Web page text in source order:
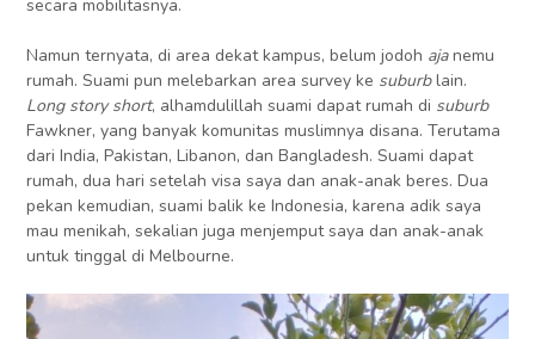
secara mobilitasnya.
Namun ternyata, di area dekat kampus, belum jodoh ajanemu
rumah. Suami pun melebarkan area survey ke suburblain.
Long story short, alhamdulillah suami dapat rumah di suburb
Fawkner, yang banyak komunitas muslimnya disana. Terutama
dari India, Pakistan, Libanon, dan Bangladesh. Suami dapat
rumah, dua hari setelah visa saya dan anak-anak beres. Dua
pekan kemudian, suami balik ke Indonesia, karena adik saya
mau menikah, sekalian juga menjemput saya dan anak-anak
untuk tinggal di Melbourne.